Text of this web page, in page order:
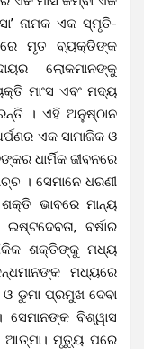
ନାମକ ଏକ ସ୍ମୃତି-
ମୃତ ବ୍ୟକ୍ତିଙ୍କ
ଲୋକମାନଙ୍କୁ
ମାଂସ ଏବଂ ମଦ୍ୟ
। ଏହି ଅନୁଷ୍ଠାନ
ଏକ ସାମାଜିକ ଓ
ଧାର୍ମିକ ଜୀବନରେ
। ସେମାନେ ଧରଣୀ
ଭାବରେ ମାନ୍ୟ
ବର୍ଷାର
ଶକ୍ତିଙ୍କୁ ମଧ୍ୟ
ମଧ୍ୟରେ
ଡୁମା ପ୍ରମୁଖ ଦେବା
ବିଶ୍ୱାସ
ଆତ୍ମା। ମୃତ୍ୟୁ ପରେ